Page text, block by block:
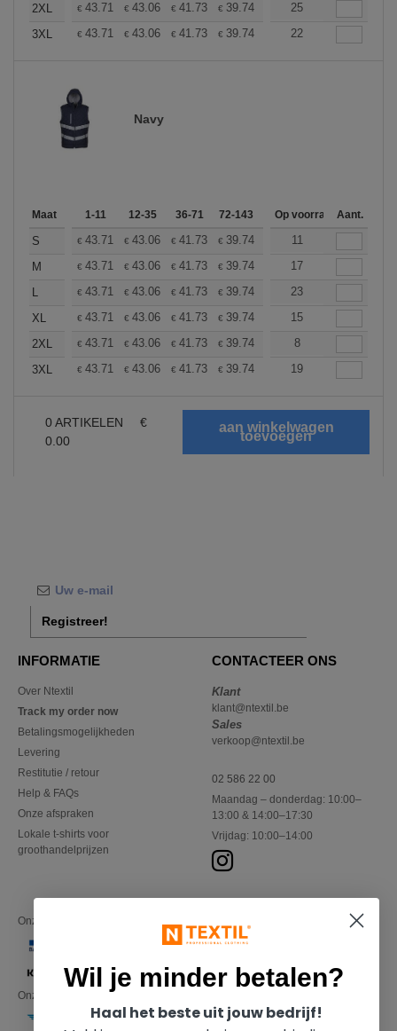
2XL
€ 43.71 € 43.06 € 41.73 € 39.74 37.76
25
3XL
€ 43.71 € 43.06 € 41.73 € 39.74 37.76
22
Navy
Maat 1-11 12-35 36-71 72-143 144-287 288 + Meer
Op voorraadAant.
S € 43.71 € 43.06 € 41.73 € 39.74 37.76
11
M
€ 43.71 € 43.06 € 41.73 € 39.74 37.76
17
L
€ 43.71 € 43.06 € 41.73 € 39.74 37.76
23
XL
€ 43.71 € 43.06 € 41.73 € 39.74 37.76
15
2XL
€ 43.71 € 43.06 € 41.73 € 39.74 37.76
8
3XL
€ 43.71 € 43.06 € 41.73 € 39.74 37.76
19
0 ARTIKELEN
€
0.00
Registreer!
INFORMATIE
Over Ntextil
Track my order now
Betalingsmogelijkheden
Levering
Restitutie / retour
Help & FAQs
Onze afspraken
Lokale t-shirts voor
groothandelprijzen
CONTACTEER ONS
Klant
klant@ntextil.be
Sales
verkoop@ntextil.be
02 586 22 00
Maandag – donderdag: 10:00–
13:00 & 14:00–17:30
Vrijdag: 10:00–14:00
Onze financiële partners
Onze transporteurs
Wil je minder betalen?
Haal het beste uit jouw bedrijf!